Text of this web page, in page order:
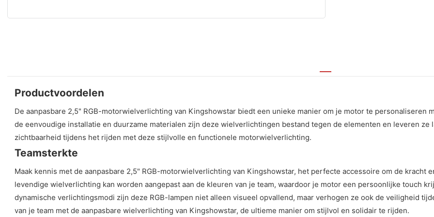
Productvoordelen
De aanpasbare 2,5" RGB-motorwielverlichting van Kingshowstar biedt een unieke manier om je motor te personaliseren
de eenvoudige installatie en duurzame materialen zijn deze wielverlichtingen bestand tegen de elementen en leveren
zichtbaarheid tijdens het rijden met deze stijlvolle en functionele motorwielverlichting.
Teamsterkte
Maak kennis met de aanpasbare 2,5" RGB-motorwielverlichting van Kingshowstar, het perfecte accessoire om de kracht
levendige wielverlichting kan worden aangepast aan de kleuren van je team, waardoor je motor een persoonlijke touch
dynamische verlichtingsmodi zijn deze RGB-lampen niet alleen visueel opvallend, maar verhogen ze ook de veiligheid
van je team met de aanpasbare wielverlichting van Kingshowstar, de ultieme manier om stijlvol en solidair te rijden.